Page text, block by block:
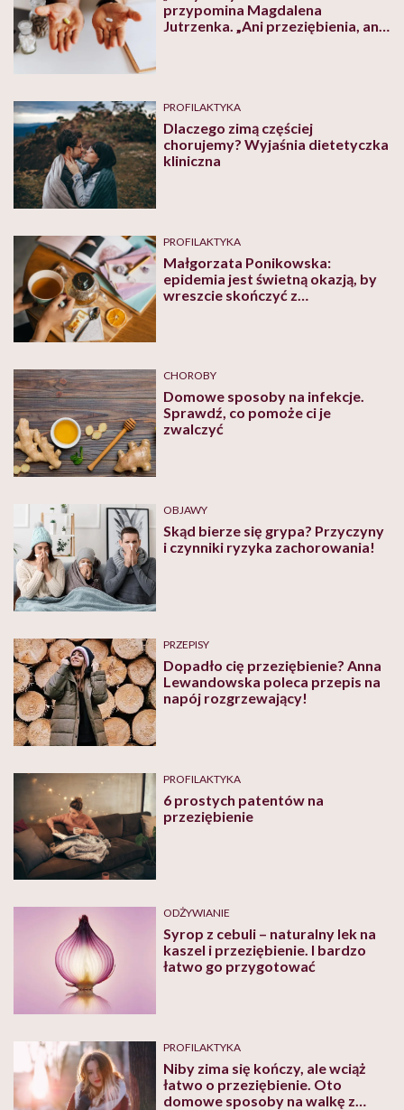
przypomina Magdalena
Jutrzenka. „Ani przeziębienia, ani
PROFILAKTYKA
Dlaczego zimą częściej
chorujemy? Wyjaśnia dietetyczka
kliniczna
PROFILAKTYKA
Małgorzata Ponikowska:
epidemia jest świetną okazją, by
wreszcie skończyć z
CHOROBY
Domowe sposoby na infekcje.
Sprawdź, co pomoże ci je
zwalczyć
OBJAWY
Skąd bierze się grypa? Przyczyny
i czynniki ryzyka zachorowania!
PRZEPISY
Dopadło cię przeziębienie? Anna
Lewandowska poleca przepis na
napój rozgrzewający!
PROFILAKTYKA
6 prostych patentów na
przeziębienie
ODŻYWIANIE
Syrop z cebuli – naturalny lek na
kaszel i przeziębienie. I bardzo
łatwo go przygotować
PROFILAKTYKA
Niby zima się kończy, ale wciąż
łatwo o przeziębienie. Oto
domowe sposoby na walkę z